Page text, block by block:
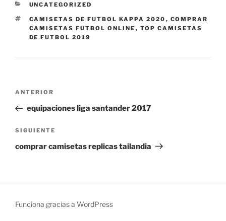
CATEGORÍAS
UNCATEGORIZED
ETIQUETAS
CAMISETAS DE FUTBOL KAPPA 2020 , COMPRAR
CAMISETAS FUTBOL ONLINE , TOP CAMISETAS
DE FUTBOL 2019
Navegación
entradas
Entrada
anterior:
ANTERIOR
equipaciones liga santander 2017
Siguiente
entrada
SIGUIENTE
comprar camisetas replicas tailandia
Funciona gracias a WordPress